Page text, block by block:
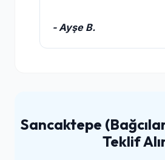
- Ayşe B.
Sancaktepe
Teklif